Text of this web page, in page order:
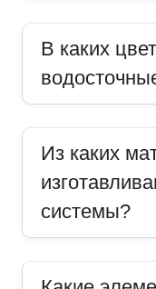
В каких
Из каких
системы?